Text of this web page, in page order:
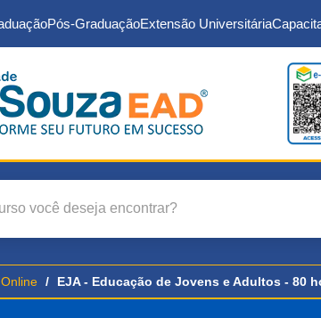
Pós-GraduaçãoExtensão Universitária
EJA - Educação de Jovens e Adultos - 80